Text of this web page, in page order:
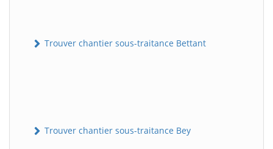
Trouver chantier sous-traitance Bettant
Trouver chantier sous-traitance Bey